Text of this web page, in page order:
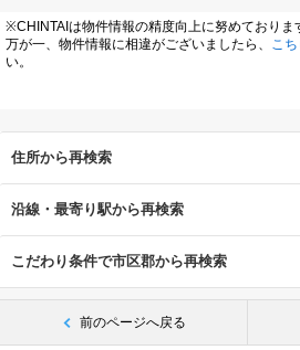
※CHINTAIは物件情報の精度向上に努めておりま
万が一、物件情報に相違がございましたら、
こ
い。
住所から再検索
沿線・最寄り駅から再検索
こだわり条件で市区郡から再検索
前のページへ戻る